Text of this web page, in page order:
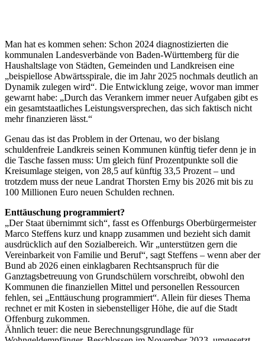
Man hat es kommen sehen: Schon 2024 diagnostizierten die
kommunalen Landesverbände von Baden-Württemberg für die
Haushaltslage von Städten, Gemeinden und Landkreisen eine
„beispiellose Abwärtsspirale, die im Jahr 2025 nochmals deutlich an
Dynamik zulegen wird“. Die Entwicklung zeige, wovor man immer
gewarnt habe: „Durch das Verankern immer neuer Aufgaben gibt es
ein gesamtstaatliches Leistungsversprechen, das sich faktisch nicht
mehr finanzieren lässt.“
Genau das ist das Problem in der Ortenau, wo der bislang
schuldenfreie Landkreis seinen Kommunen künftig tiefer denn je in
die Tasche fassen muss: Um gleich fünf Prozentpunkte soll die
Kreisumlage steigen, von 28,5 auf künftig 33,5 Prozent – und
trotzdem muss der neue Landrat Thorsten Erny bis 2026 mit bis zu
100 Millionen Euro neuen Schulden rechnen.
Enttäuschung programmiert?
„Der Staat übernimmt sich“, fasst es Offenburgs Oberbürgermeister
Marco Steffens kurz und knapp zusammen und bezieht sich damit
ausdrücklich auf den Sozialbereich. Wir „unterstützen gern die
Vereinbarkeit von Familie und Beruf“, sagt Steffens – wenn aber der
Bund ab 2026 einen einklagbaren Rechtsanspruch für die
Ganztagsbetreuung von Grundschülern vorschreibt, obwohl den
Kommunen die finanziellen Mittel und personellen Ressourcen
fehlen, sei „Enttäuschung programmiert“. Allein für dieses Thema
rechnet er mit Kosten in siebenstelliger Höhe, die auf die Stadt
Offenburg zukommen.
Ähnlich teuer: die neue Berechnungsgrundlage für